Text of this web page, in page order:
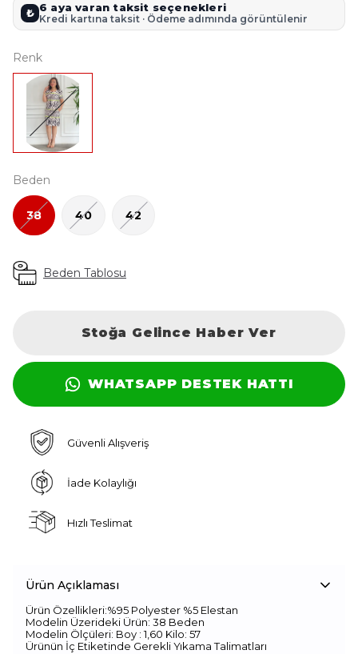
₺ 6 aya varan taksit seçenekleri
Kredi kartına taksit · Ödeme adımında görüntülenir
Renk
Beden
38 40 42
Beden Tablosu
Stoğa Gelince Haber Ver
WHATSAPP DESTEK HATTI
Güvenli Alışveriş
İade Kolaylığı
Hızlı Teslimat
Ürün Açıklaması
Ürün Özellikleri:%95 Polyester %5 Elestan
Modelin Üzerideki Ürün: 38 Beden
Modelin Ölçüleri: Boy : 1,60 Kilo: 57
Ürünün İç Etiketinde Gerekli Yıkama Talimatları